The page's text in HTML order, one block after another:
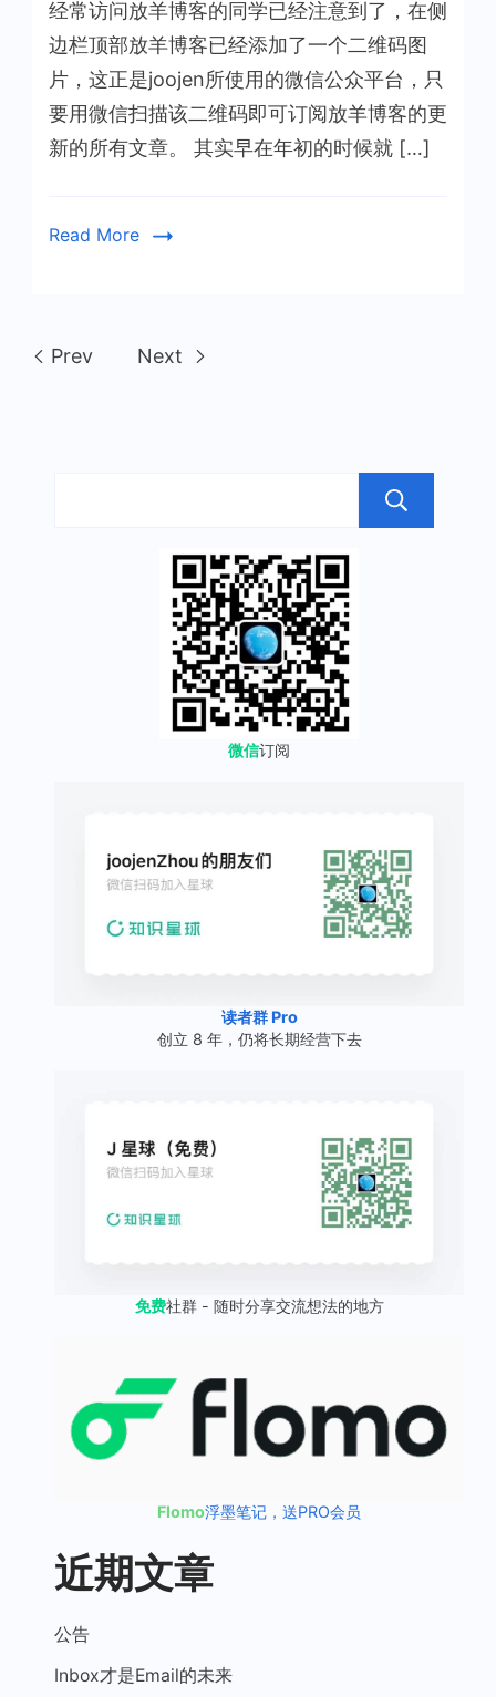
博
客
正
式
启
用
经常访问放羊博客的同学已经注意到了，在侧
边栏顶部放羊博客已经添加了一个二维码图
片，这正是joojen所使用的微信公众平台，只
要用微信扫描该二维码即可订阅放羊博客的更
新的所有文章。 其实早在年初的时候就 […]
Read More
Prev Next
微信订阅
读者群 Pro
创立 8 年，仍将长期经营下去
免费社群 - 随时分享交流想法的地方
Flomo浮墨笔记，送PRO会员
近期文章
公告
Inbox才是Email的未来